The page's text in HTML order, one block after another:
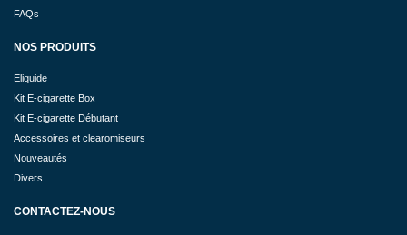
FAQs
NOS PRODUITS
Eliquide
Kit E-cigarette Box
Kit E-cigarette Débutant
Accessoires et clearomiseurs
Nouveautés
Divers
CONTACTEZ-NOUS